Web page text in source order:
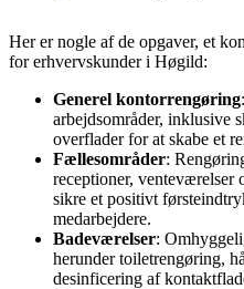
Her er nogle af de opgaver, et
for erhvervskunder i Høgild:
Generel kontorrengøring
arbejdsområder, inklusive
overflader for at skabe et
Fællesområder:
receptioner, venteværelser
sikre et positivt
medarbejdere.
Badeværelser:
herunder toiletrengøring,
desinficering af